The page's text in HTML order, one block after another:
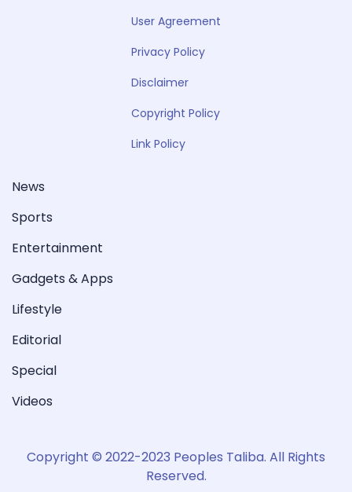
User Agreement
Privacy Policy
Disclaimer
Copyright Policy
Link Policy
News
Sports
Entertainment
Gadgets & Apps
Lifestyle
Editorial
Special
Videos
Copyright © 2022-2023 Peoples Taliba. All Rights
Reserved.